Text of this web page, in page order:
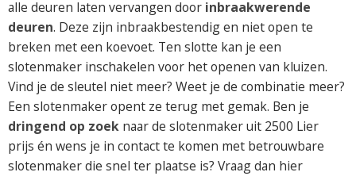
alle deuren laten vervangen door inbraakwerende
deuren. Deze zijn inbraakbestendig en niet open te
breken met een koevoet. Ten slotte kan je een
slotenmaker inschakelen voor het openen van kluizen.
Vind je de sleutel niet meer? Weet je de combinatie meer?
Een slotenmaker opent ze terug met gemak. Ben je
dringend op zoek naar de slotenmaker uit 2500 Lier
prijs én wens je in contact te komen met betrouwbare
slotenmaker die snel ter plaatse is? Vraag dan hier